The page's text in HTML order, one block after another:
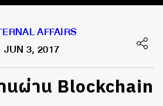
AFFAIRS
JUN 3, 2017
นผ่าน Blockchain